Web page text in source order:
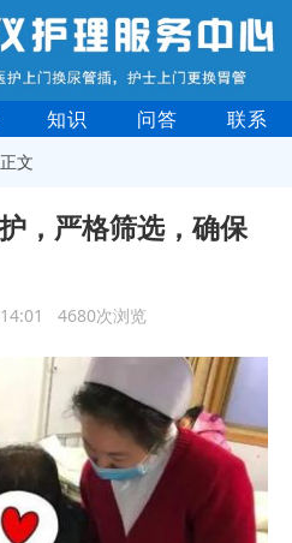
知识 问答 联系
文
，严格筛选，确保
4680次浏览